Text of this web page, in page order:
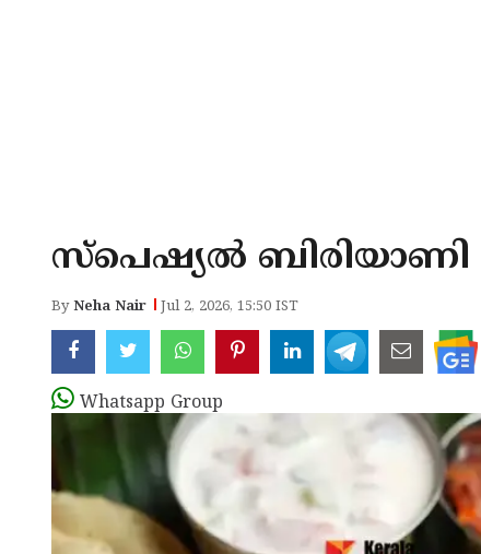
സ്പെഷ്യല്‍ ബിരിയാണി
ByNeha Nair Jul 2, 2026, 15:50 IST
Whatsapp Group